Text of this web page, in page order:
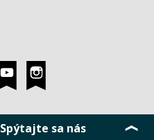
Spýtajte sa nás